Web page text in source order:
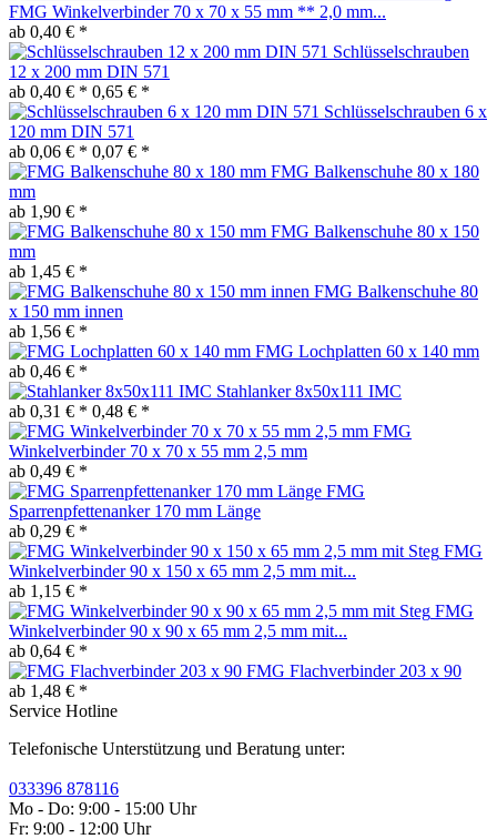
FMG Winkelverbinder 70 x 70 x 55 mm ** 2,0 mm...
ab 0,40 € *
Schlüsselschrauben
12 x 200 mm DIN 571
ab 0,40 € * 0,65 € *
Schlüsselschrauben 6 x
120 mm DIN 571
ab 0,06 € * 0,07 € *
FMG Balkenschuhe 80 x 180
mm
ab 1,90 € *
FMG Balkenschuhe 80 x 150
mm
ab 1,45 € *
FMG Balkenschuhe 80
x 150 mm innen
ab 1,56 € *
FMG Lochplatten 60 x 140 mm
ab 0,46 € *
Stahlanker 8x50x111 IMC
ab 0,31 € * 0,48 € *
FMG
Winkelverbinder 70 x 70 x 55 mm 2,5 mm
ab 0,49 € *
FMG
Sparrenpfettenanker 170 mm Länge
ab 0,29 € *
FMG
Winkelverbinder 90 x 150 x 65 mm 2,5 mm mit...
ab 1,15 € *
FMG
Winkelverbinder 90 x 90 x 65 mm 2,5 mm mit...
ab 0,64 € *
FMG Flachverbinder 203 x 90
ab 1,48 € *
Service Hotline
Telefonische Unterstützung und Beratung unter:
033396 878116
Mo - Do: 9:00 - 15:00 Uhr
Fr: 9:00 - 12:00 Uhr